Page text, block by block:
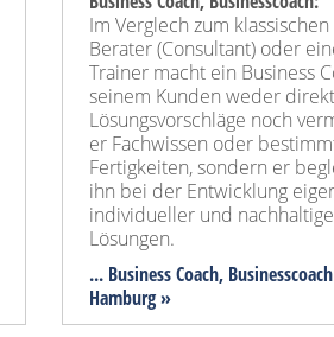
Im Verglech zum klassischen
Berater (Consultant) oder
Trainer macht ein Business
seinem Kunden weder
Lösungsvorschläge noch
er Fachwissen oder
Fertigkeiten, sondern er
ihn bei der Entwicklung
individueller und
Lösungen.
... Business Coach,
Hamburg »